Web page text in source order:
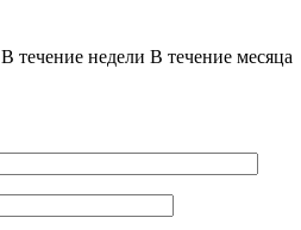
В течение недели В течение месяца